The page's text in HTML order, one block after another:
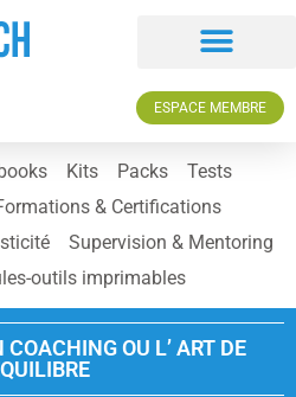
ESPACE MEMBRE
Kits Packs
Tests
& Certifications
Supervision & Mentoring
outils imprimables
OU L’ ART DE